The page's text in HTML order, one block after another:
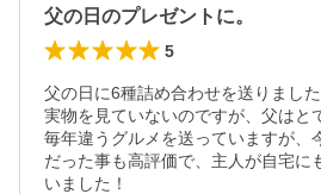
父の日のプレゼントに。
5
父の日に6種詰め合わせを送りまし
実物を見ていないのですが、父はと
毎年違うグルメを送っていますが、
だった事も高評価で、主人が自宅に
いました！